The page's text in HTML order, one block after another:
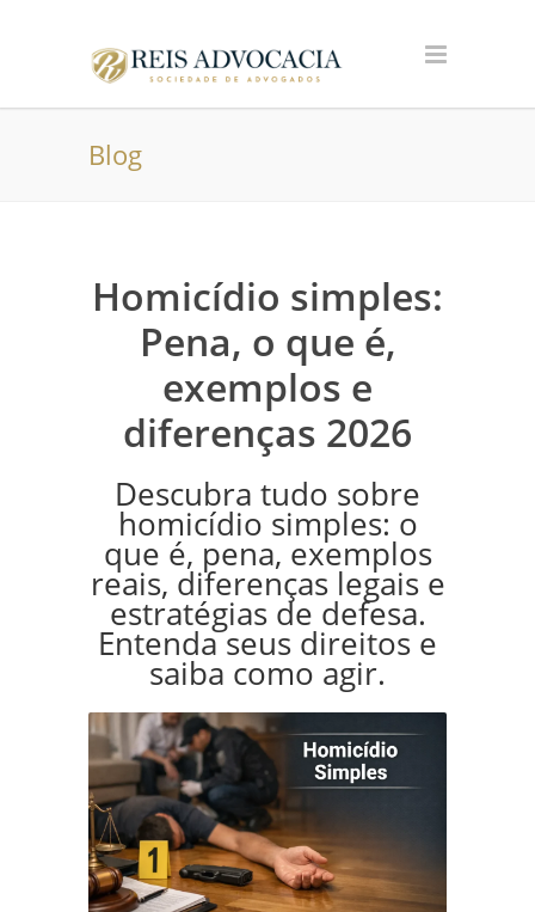
Blog
Homicídio simples:
Pena, o que é,
exemplos e
diferenças 2026
Descubra tudo sobre
homicídio simples: o
que é, pena, exemplos
reais, diferenças legais e
estratégias de defesa.
Entenda seus direitos e
saiba como agir.